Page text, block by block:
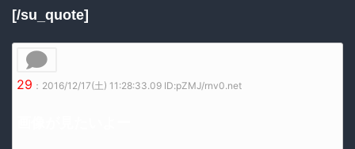
[/su_quote]
29 ：2016/12/17(土) 11:28:33.09 ID:pZMJ/rnv0.net